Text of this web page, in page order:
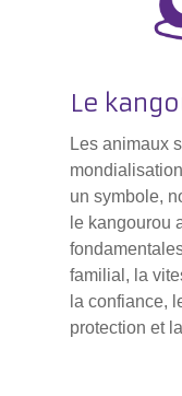
Le
Les animaux
un symbole,
le kangourou
familial, la
la confiance,
protection et